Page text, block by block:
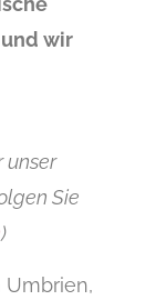
wir
unser
Sie
)
Umbrien,